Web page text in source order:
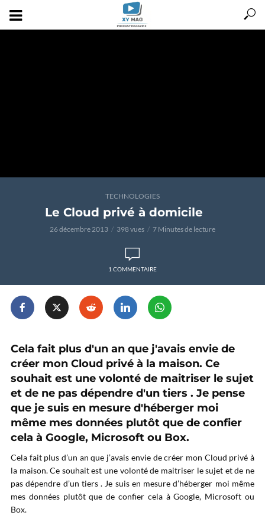
TECHNOLOGIES
Le Cloud privé à domicile
26 décembre 2013 398 vues 7 Minutes de lecture
1 COMMENTAIRE
Cela fait plus d'un an que j'avais envie de
créer mon Cloud privé à la maison. Ce
souhait est une volonté de maitriser le sujet
et de ne pas dépendre d'un tiers . Je pense
que je suis en mesure d'héberger moi
même mes données plutôt que de confier
cela à Google, Microsoft ou Box.
Cela fait plus d’un an que j’avais envie de créer mon Cloud privé à
la maison. Ce souhait est une volonté de maitriser le sujet et de ne
pas dépendre d’un tiers . Je suis en mesure d’héberger moi même
mes données plutôt que de confier cela à Google, Microsoft ou
Box.